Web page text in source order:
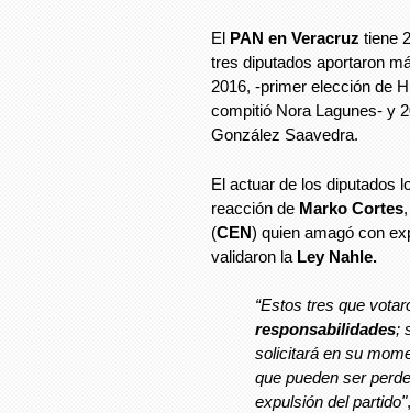
El PAN en Veracruz tiene
tres diputados aportaron
2016, -primer elección de
compitió Nora Lagunes- y
González Saavedra.
El actuar de los diputados
reacción de Marko Cortes
(CEN) quien amagó con
validaron la Ley Nahle.
“Estos tres que
responsabilidades;
solicitará en su
que pueden ser
expulsión del partido"